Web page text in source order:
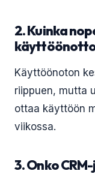
2. Kuinka
Käyttöönoton
riippuen, mutta
ottaa käyttöön
viikossa.
3. Onko